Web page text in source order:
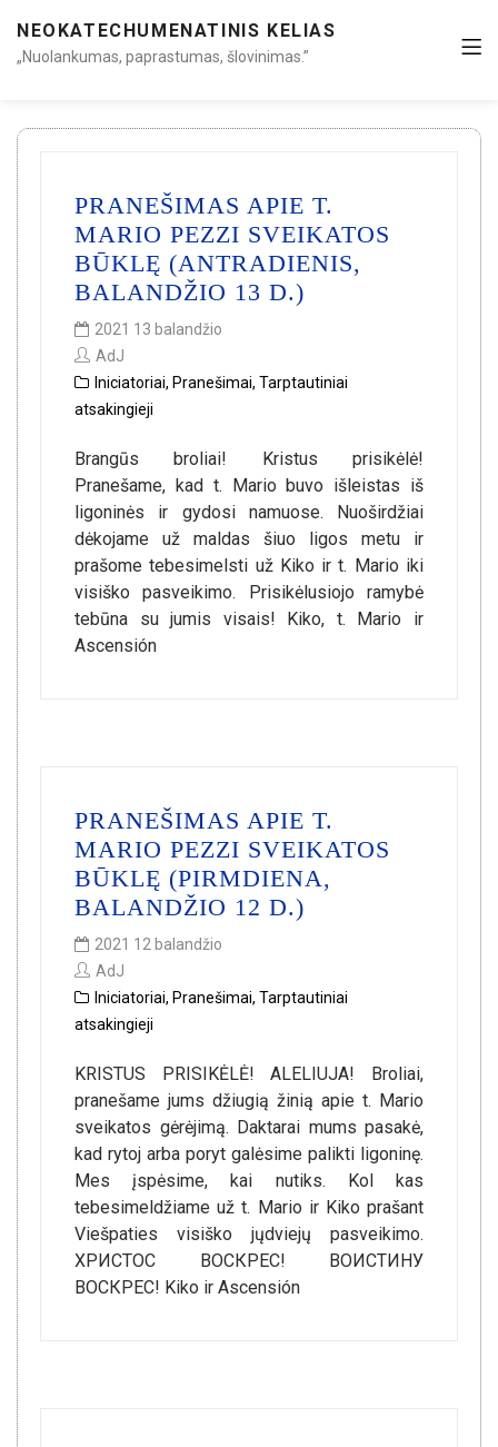
NEOKATECHUMENATINIS KELIAS
„Nuolankumas, paprastumas, šlovinimas.”
PRANEŠIMAS APIE T.
MARIO PEZZI SVEIKATOS
BŪKLĘ (ANTRADIENIS,
BALANDŽIO 13 D.)
2021 13 balandžio
AdJ
Iniciatoriai, Pranešimai, Tarptautiniai
atsakingieji
Brangūs broliai! Kristus prisikėlė!
Pranešame, kad t. Mario buvo išleistas iš
ligoninės ir gydosi namuose. Nuoširdžiai
dėkojame už maldas šiuo ligos metu ir
prašome tebesimelsti už Kiko ir t. Mario iki
visiško pasveikimo. Prisikėlusiojo ramybė
tebūna su jumis visais! Kiko, t. Mario ir
Ascensión
PRANEŠIMAS APIE T.
MARIO PEZZI SVEIKATOS
BŪKLĘ (PIRMDIENA,
BALANDŽIO 12 D.)
2021 12 balandžio
AdJ
Iniciatoriai, Pranešimai, Tarptautiniai
atsakingieji
KRISTUS PRISIKĖLĖ! ALELIUJA! Broliai,
pranešame jums džiugią žinią apie t. Mario
sveikatos gėrėjimą. Daktarai mums pasakė,
kad rytoj arba poryt galėsime palikti ligoninę.
Mes įspėsime, kai nutiks. Kol kas
tebesimeldžiame už t. Mario ir Kiko prašant
Viešpaties visiško jųdviejų pasveikimo.
ХРИСТОС ВОСКРЕС! ВОИСТИНУ
ВОСКРЕС! Kiko ir Ascensión